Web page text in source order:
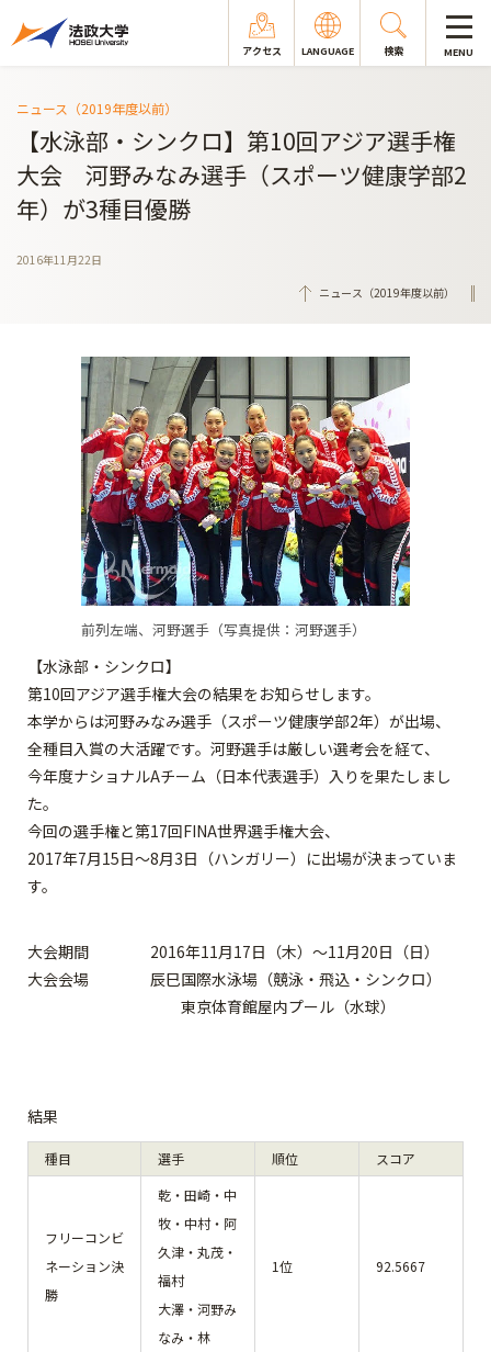
アクセス LANGUAGE 検索 MENU
ニュース（2019年度以前）
【水泳部・シンクロ】第10回アジア選手権
大会 河野みなみ選手（スポーツ健康学部2
年）が3種目優勝
2016年11月22日
ニュース（2019年度以前）
前列左端、河野選手（写真提供：河野選手）
【水泳部・シンクロ】
第10回アジア選手権大会の結果をお知らせします。
本学からは河野みなみ選手（スポーツ健康学部2年）が出場、
全種目入賞の大活躍です。河野選手は厳しい選考会を経て、
今年度ナショナルAチーム（日本代表選手）入りを果たしまし
た。
今回の選手権と第17回FINA世界選手権大会、
2017年7月15日～8月3日（ハンガリー）に出場が決まっていま
す。
大会期間 2016年11月17日（木）～11月20日（日）
大会会場 辰巳国際水泳場（競泳・飛込・シンクロ）
東京体育館屋内プール（水球）
結果
種目 選手 順位 スコア
フリーコンビ
ネーション決
勝
乾・田崎・中
牧・中村・阿
久津・丸茂・
福村
大澤・河野み
なみ・林
1位 92.5667